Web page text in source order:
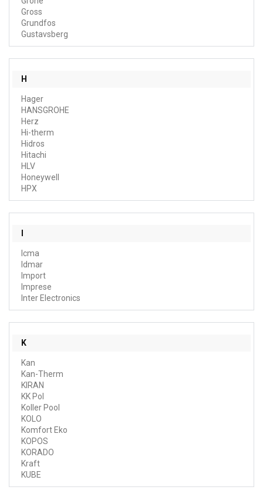
Gross
Grundfos
Gustavsberg
H
Hager
HANSGROHE
Herz
Hi-therm
Hidros
Hitachi
HLV
Honeywell
HPX
Icma
Idmar
Import
Imprese
Inter Electronics
K
Kan
Kan-Therm
KIRAN
KK Pol
Koller Pool
KOLO
Komfort Eko
KOPOS
KORADO
Kraft
KUBE